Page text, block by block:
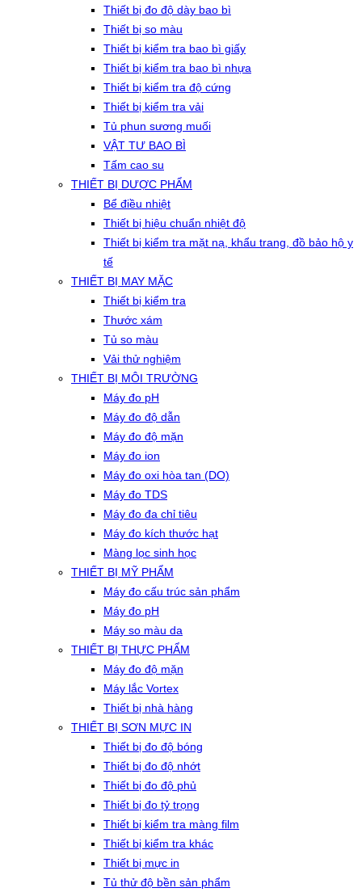
Thiết bị đo độ dày bao bì
Thiết bị so màu
Thiết bị kiểm tra bao bì giấy
Thiết bị kiểm tra bao bì nhựa
Thiết bị kiểm tra độ cứng
Thiết bị kiểm tra vải
Tủ phun sương muối
VẬT TƯ BAO BÌ
Tấm cao su
THIẾT BỊ DƯỢC PHẨM
Bể điều nhiệt
Thiết bị hiệu chuẩn nhiệt độ
Thiết bị kiểm tra mặt nạ, khẩu trang, đồ bảo hộ y
tế
THIẾT BỊ MAY MẶC
Thiết bị kiểm tra
Thước xám
Tủ so màu
Vải thử nghiệm
THIẾT BỊ MÔI TRƯỜNG
Máy đo pH
Máy đo độ dẫn
Máy đo độ mặn
Máy đo ion
Máy đo oxi hòa tan (DO)
Máy đo TDS
Máy đo đa chỉ tiêu
Máy đo kích thước hạt
Màng lọc sinh học
THIẾT BỊ MỸ PHẨM
Máy đo cấu trúc sản phẩm
Máy đo pH
Máy so màu da
THIẾT BỊ THỰC PHẨM
Máy đo độ mặn
Máy lắc Vortex
Thiết bị nhà hàng
THIẾT BỊ SƠN MỰC IN
Thiết bị đo độ bóng
Thiết bị đo độ nhớt
Thiết bị đo độ phủ
Thiết bị đo tỷ trọng
Thiết bị kiểm tra màng film
Thiết bị kiểm tra khác
Thiết bị mực in
Tủ thử độ bền sản phẩm